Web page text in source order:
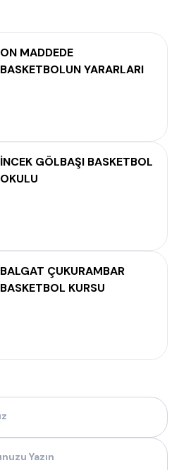
ON MADDEDE
BASKETBOLUN YARARLARI
İNCEK GÖLBAŞI BASKETBOL
OKULU
BALGAT ÇUKURAMBAR
BASKETBOL KURSU